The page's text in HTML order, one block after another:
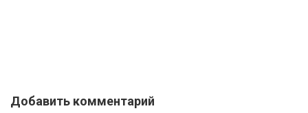
Добавить комментарий